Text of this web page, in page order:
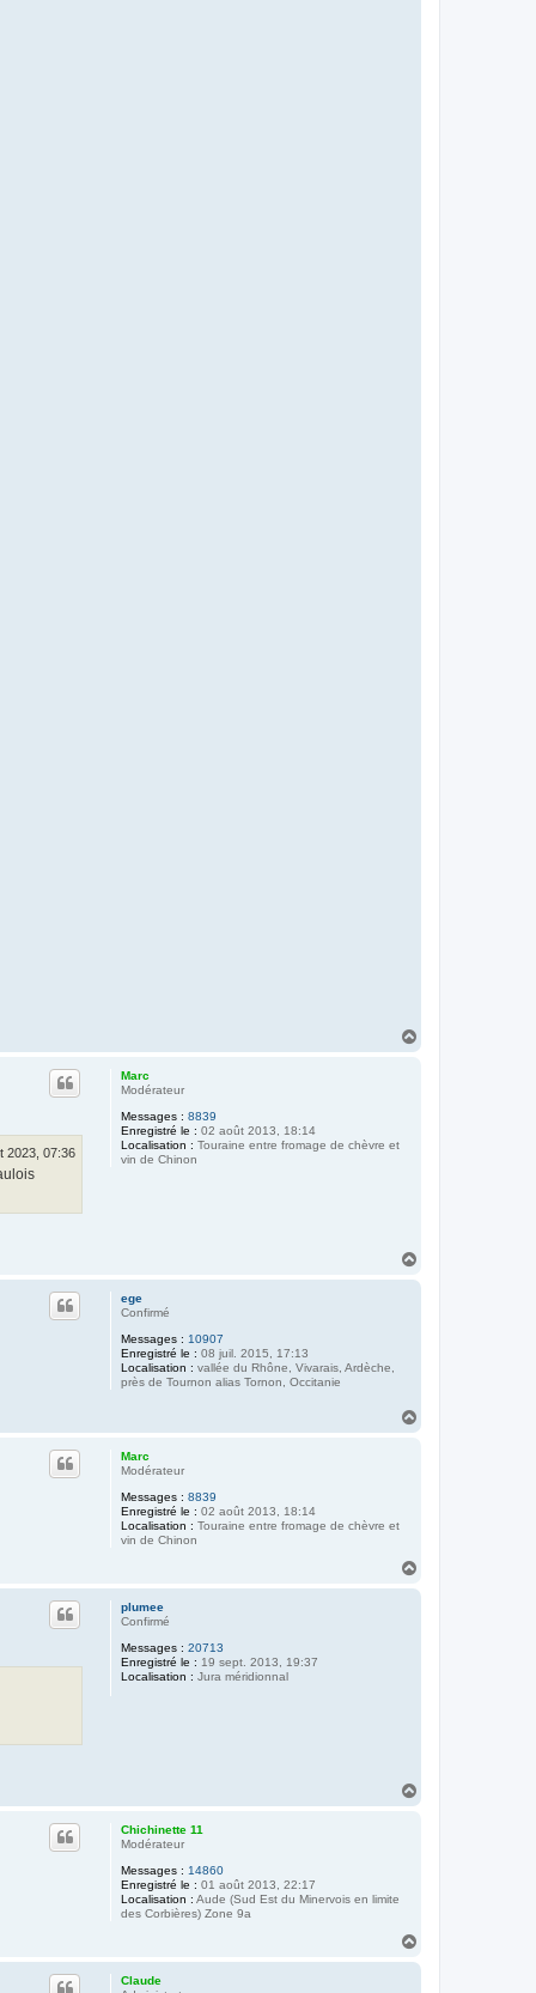
Marc
Modérateur
Messages : 8839
Enregistré le : 02 août 2013, 18:14
Localisation : Touraine entre fromage de chèvre et
vin de Chinon
2023, 07:36
ege
Confirmé
Messages : 10907
Enregistré le : 08 juil. 2015, 17:13
Localisation : vallée du Rhône, Vivarais, Ardèche,
près de Tournon alias Tornon, Occitanie
Marc
Modérateur
Messages : 8839
Enregistré le : 02 août 2013, 18:14
Localisation : Touraine entre fromage de chèvre et
vin de Chinon
plumee
Confirmé
Messages : 20713
Enregistré le : 19 sept. 2013, 19:37
Localisation : Jura méridionnal
Chichinette 11
Modérateur
Messages : 14860
Enregistré le : 01 août 2013, 22:17
Localisation : Aude (Sud Est du Minervois en limite
des Corbières) Zone 9a
Claude